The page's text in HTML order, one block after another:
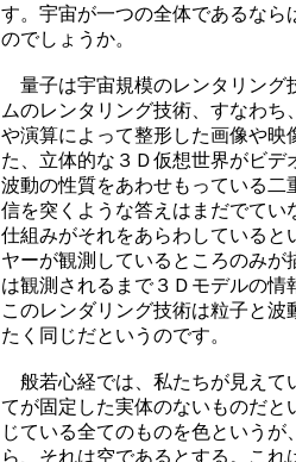
す。 宇宙が一つの全体であるなら
のでしょうか。
量子は宇宙規模のレンタリング
ムのレンタリング技術、すなわ
や演算によって整形した画像や映
た、立体的な３Ｄ仮想世界がビデ
波動の性質をあわせもっている二
信を突くような答えはまだでてい
仕組みがそれをあらわしていると
ヤーが観測しているところのみが
は観測されるまで３Ｄモデルの情
このレンダリング技術は粒子と波
たく同じだというのです。
般若心経では、私たちが見えて
てが固定した実体のないものだと
じている全てのものを色という
ら、 それは空であるとする。 これ